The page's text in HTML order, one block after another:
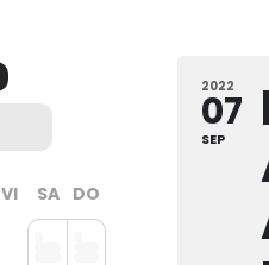
VI SA DO
2022
07
SEP